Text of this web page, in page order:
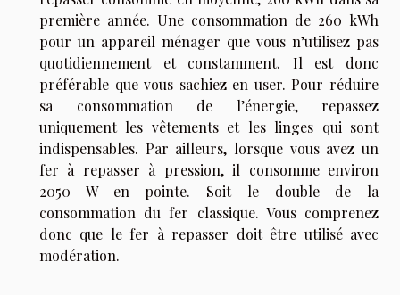
première année. Une consommation de 260 kWh
pour un appareil ménager que vous n’utilisez pas
quotidiennement et constamment. Il est donc
préférable que vous sachiez en user. Pour réduire
sa consommation de l’énergie, repassez
uniquement les vêtements et les linges qui sont
indispensables. Par ailleurs, lorsque vous avez un
fer à repasser à pression, il consomme environ
2050 W en pointe. Soit le double de la
consommation du fer classique. Vous comprenez
donc que le fer à repasser doit être utilisé avec
modération.